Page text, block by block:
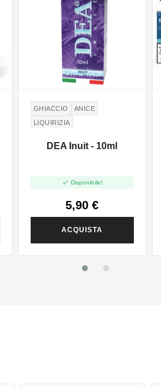
GHIACCIO
ANICE
LIQUIRIZIA
DEA Inuit - 10ml
 Disponibile!
5,90 €
ACQUISTA